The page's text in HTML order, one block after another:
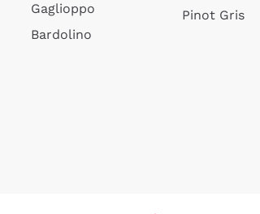
Gaglioppo
Bardolino
Pinot Gris